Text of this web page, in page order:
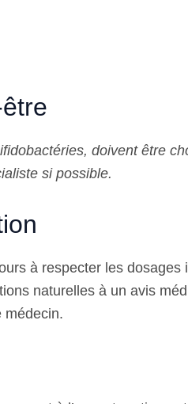
doivent être
si possible.
à respecter les dosages
naturelles à un avis
médecin.